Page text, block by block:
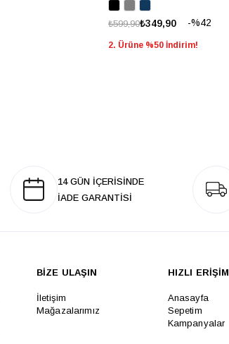
%42
₺349,90
₺599,90
2. Ürüne %50 İndirim!
14 GÜN İÇERİSİNDE
İADE GARANTİSİ
BİZE ULAŞIN
İletişim
Mağazalarımız
HIZLI ERİŞİM
Anasayfa
Sepetim
Kampanyalar